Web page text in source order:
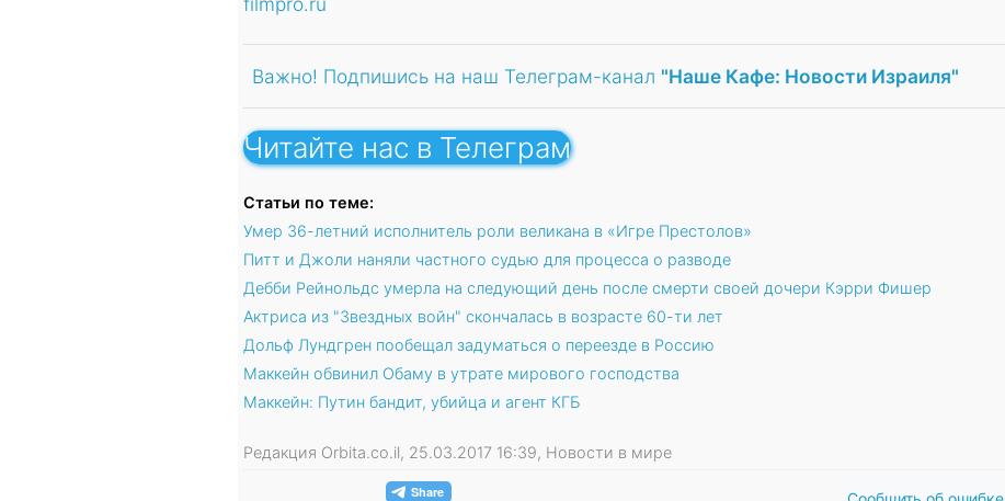
Важно! Подпишись на наш Телеграм-канал "Наше Кафе: Новости Израиля"
Читайте нас в Телеграм
Статьи по теме:
Умер 36-летний исполнитель роли великана в «Игре Престолов»
Питт и Джоли наняли частного судью для процесса о разводе
Дебби Рейнольдс умерла на следующий день после смерти своей дочери Кэрри Фишер
Актриса из "Звездных войн" скончалась в возрасте 60-ти лет
Дольф Лундгрен пообещал задуматься о переезде в Россию
Маккейн обвинил Обаму в утрате мирового господства
Маккейн: Путин бандит, убийца и агент КГБ
Редакция Orbita.co.il, 25.03.2017 16:39, Новости в мире